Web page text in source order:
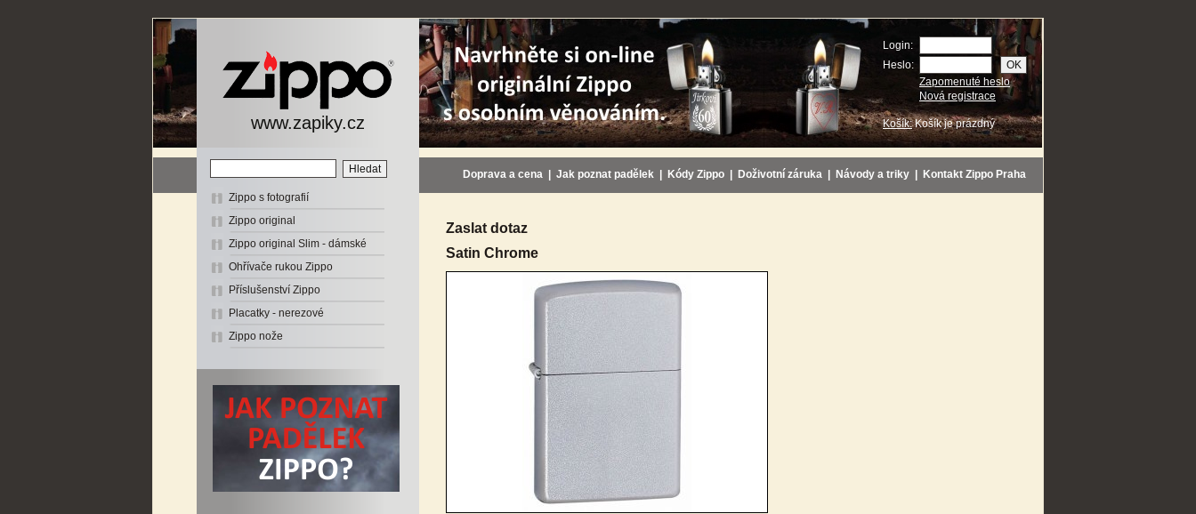
www.zapiky.cz
Login:
Heslo:
Zapomenuté heslo
Nová registrace
Košík:Košík je prázdný
Zippo s fotografií
Zippo original
Zippo original Slim - dámské
Ohřívače rukou Zippo
Příslušenství Zippo
Placatky - nerezové
Zippo nože
Doprava a cena Jak poznat padělek Kódy Zippo Doživotní záruka Návody a triky Kontakt Zippo Praha
Zaslat dotaz
Satin Chrome